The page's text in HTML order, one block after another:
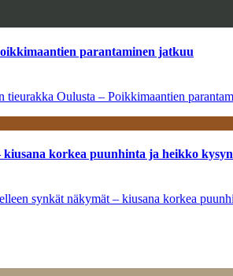
parantaminen jatkuu
Oulusta – Poikkimaantien
kiusana korkea puunhinta ja heikko
synkät näkymät – kiusana korkea